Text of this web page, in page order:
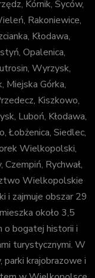
Kórnik, Syców,
Rakoniewice,
Kłodawa,
Opalenica,
Wyrzysk,
Miejska Górka,
Kiszkowo,
Luboń, Kłodawa,
Łobżenica, Siedlec,
Wielkopolski,
Czempiń, Rychwał,
Wielkopolskie
i zajmuje obszar 29
około 3,5
o bogatej historii i
turystycznymi. W
parki krajobrazowe i